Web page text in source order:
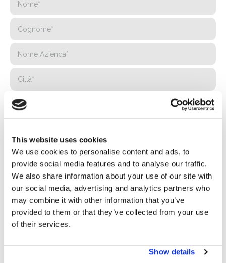
This website uses cookies
We use cookies to personalise content and ads, to
provide social media features and to analyse our traffic.
We also share information about your use of our site with
our social media, advertising and analytics partners who
may combine it with other information that you’ve
provided to them or that they’ve collected from your use
of their services.
Show details